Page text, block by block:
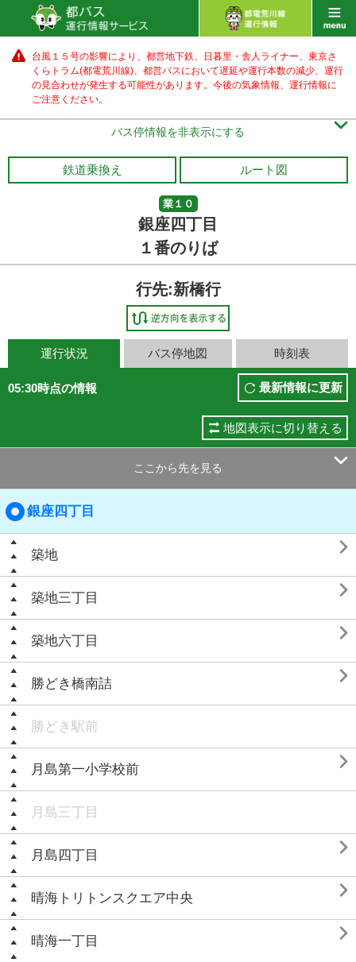
台風１５号の影響により、都営地下鉄、日暮里・舎人ライナー、東京さ
くらトラム(都電荒川線)、都営バスにおいて遅延や運行本数の減少、運行
の見合わせが発生する可能性があります。 今後の気象情報、運行情報に
ご注意ください。
バス停情報を非表示にする 
鉄道乗換え ルート図
業１０
銀座四丁目
１番のりば
行先:新橋行
運行状況 バス停地図 時刻表
05:30時点の情報 最新情報に更新
地図表示に切り替える
ここから先を見る 
銀座四丁目
築地 
築地三丁目 
築地六丁目 
勝どき橋南詰 
勝どき駅前
月島第一小学校前 
月島三丁目
月島四丁目 
晴海トリトンスクエア中央 
晴海一丁目 